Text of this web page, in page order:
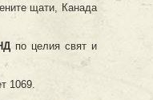
щати, Канада
по целия свят и
1069.